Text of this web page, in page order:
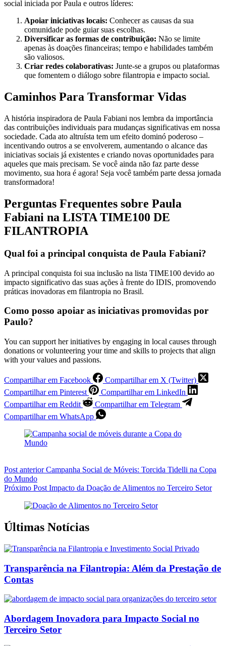
social iniciada por Paula e outros líderes:
Apoiar iniciativas locais: Conhecer as causas da sua
comunidade pode guiar suas escolhas.
Diversificar as formas de contribuição: Não se limite
apenas às doações financeiras; tempo e habilidades também
são valiosos.
Criar redes colaborativas: Junte-se a grupos ou plataformas
que fomentem o diálogo sobre filantropia e impacto social.
Caminhos Para Transformar Vidas
A história inspiradora de Paula Fabiani nos lembra da importância
das contribuições individuais para mudanças significativas em nossa
sociedade. Cada ato altruísta tem um efeito dominó poderoso –
incentivando outros a se envolverem, aumentando o alcance das
iniciativas sociais já existentes e criando novas oportunidades para
aqueles que mais precisam. Se você ainda não faz parte desse
movimento, sua hora é agora! Seja você também parte dessa jornada
transformadora!
Perguntas Frequentes sobre Paula
Fabiani na LISTA TIME100 DE
FILANTROPIA
Qual foi a principal conquista de Paula Fabiani?
A principal conquista foi sua inclusão na lista TIME100 devido ao
impacto significativo das suas ações à frente do IDIS, promovendo
práticas inovadoras em filantropia no Brasil.
Como posso apoiar as iniciativas promovidas por
Paulo?
You can support her initiatives by engaging in local causes through
donations or volunteering your time and skills to projects that align
with your values and passions.
Compartilhar em Facebook
Compartilhar em X (Twitter)
Compartilhar em Pinterest
Compartilhar em LinkedIn
Compartilhar em Reddit
Compartilhar em Telegram
Compartilhar em WhatsApp
Post anteriorCampanha Social de Móveis: Torcida Tidelli na Copa
do Mundo
Próximo Post Impacto da Doação de Alimentos no Terceiro Setor
Últimas Notícias
Transparência na Filantropia: Além da Prestação de
Contas
Abordagem Inovadora para Impacto Social no
Terceiro Setor